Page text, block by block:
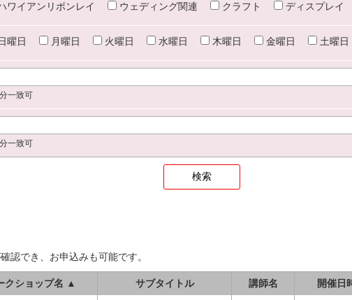
ワイアンリボンレイ
ウェディング関連 クラフト ディスプレイ
曜日 月曜日 火曜日 水曜日 木曜日 金曜日 土曜日
一致可
一致可
認でき、お申込みも可能です。
クショップ名 ▲ サブタイトル 講師名 開催日